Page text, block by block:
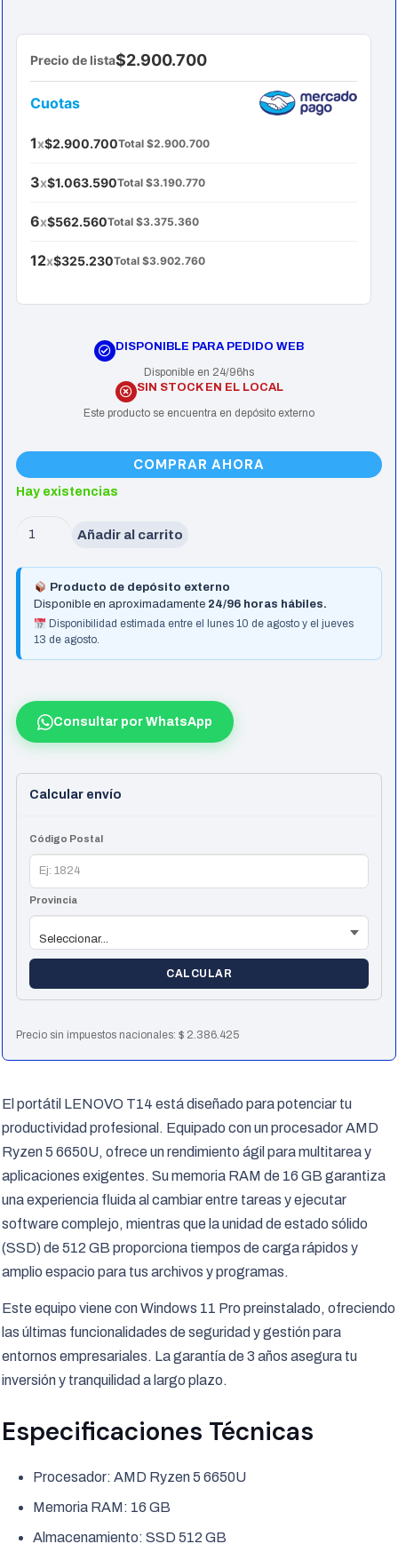
Precio de lista$2.900.700
Cuotas
1x$2.900.700Total $2.900.700
3x$1.063.590Total $3.190.770
6x$562.560Total $3.375.360
12x$325.230Total $3.902.760
DISPONIBLE PARA PEDIDO WEB
Disponible en 24/96hs
SIN STOCK EN EL LOCAL
Este producto se encuentra en depósito externo
COMPRAR AHORA
Hay existencias
Nb
14
T14
R5-
6650U
W11Pro
3Yos
Añadir al carrito
Producto de depósito externo
Disponible en aproximadamente 24/96 horas hábiles.
Disponibilidad estimada entre el lunes 10 de agosto y el jueves
13 de agosto.
Consultar por WhatsApp
Calcular envío
Código Postal
Provincia
CALCULAR
Precio sin impuestos nacionales:$ 2.386.425
El portátil LENOVO T14 está diseñado para potenciar tu
productividad profesional. Equipado con un procesador AMD
Ryzen 5 6650U, ofrece un rendimiento ágil para multitarea y
aplicaciones exigentes. Su memoria RAM de 16 GB garantiza
una experiencia fluida al cambiar entre tareas y ejecutar
software complejo, mientras que la unidad de estado sólido
(SSD) de 512 GB proporciona tiempos de carga rápidos y
amplio espacio para tus archivos y programas.
Este equipo viene con Windows 11 Pro preinstalado, ofreciendo
las últimas funcionalidades de seguridad y gestión para
entornos empresariales. La garantía de 3 años asegura tu
inversión y tranquilidad a largo plazo.
Especificaciones Técnicas
Procesador: AMD Ryzen 5 6650U
Memoria RAM: 16 GB
Almacenamiento: SSD 512 GB